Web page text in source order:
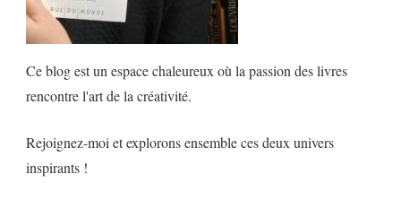
Ce blog est un espace chaleureux où la passion des livres
rencontre l'art de la créativité.
Rejoignez-moi et explorons ensemble ces deux univers
inspirants !